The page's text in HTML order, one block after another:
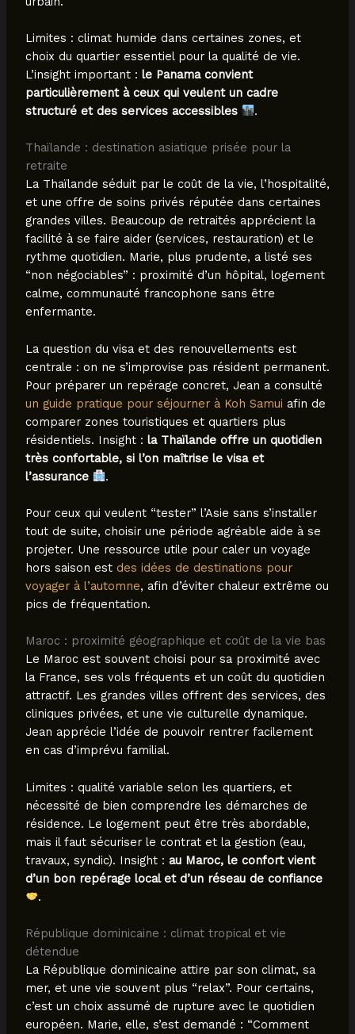
Limites : climat humide dans certaines zones, et
choix du quartier essentiel pour la qualité de vie.
L’insight important : le Panama convient
particulièrement à ceux qui veulent un cadre
structuré et des services accessibles
.
Thaïlande : destination asiatique prisée pour la
retraite
La Thaïlande séduit par le coût de la vie, l’hospitalité,
et une offre de soins privés réputée dans certaines
grandes villes. Beaucoup de retraités apprécient la
facilité à se faire aider (services, restauration) et le
rythme quotidien. Marie, plus prudente, a listé ses
“non négociables” : proximité d’un hôpital, logement
calme, communauté francophone sans être
enfermante.
La question du visa et des renouvellements est
centrale : on ne s’improvise pas résident permanent.
Pour préparer un repérage concret, Jean a consulté
un guide pratique pour séjourner à Koh Samui afin de
comparer zones touristiques et quartiers plus
résidentiels. Insight : la Thaïlande offre un quotidien
très confortable, si l’on maîtrise le visa et
l’assurance
.
Pour ceux qui veulent “tester” l’Asie sans s’installer
tout de suite, choisir une période agréable aide à se
projeter. Une ressource utile pour caler un voyage
hors saison est des idées de destinations pour
voyager à l’automne, afin d’éviter chaleur extrême ou
pics de fréquentation.
Maroc : proximité géographique et coût de la vie bas
Le Maroc est souvent choisi pour sa proximité avec
la France, ses vols fréquents et un coût du quotidien
attractif. Les grandes villes offrent des services, des
cliniques privées, et une vie culturelle dynamique.
Jean apprécie l’idée de pouvoir rentrer facilement
en cas d’imprévu familial.
Limites : qualité variable selon les quartiers, et
nécessité de bien comprendre les démarches de
résidence. Le logement peut être très abordable,
mais il faut sécuriser le contrat et la gestion (eau,
travaux, syndic). Insight : au Maroc, le confort vient
d’un bon repérage local et d’un réseau de confiance
.
République dominicaine : climat tropical et vie
détendue
La République dominicaine attire par son climat, sa
mer, et une vie souvent plus “relax”. Pour certains,
c’est un choix assumé de rupture avec le quotidien
européen. Marie, elle, s’est demandé : “Comment